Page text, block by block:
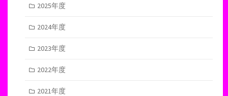
2025年度
2024年度
2023年度
2022年度
2021年度